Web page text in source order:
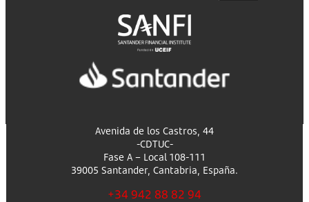
Avenida de los Castros, 44
-CDTUC-
Fase A – Local 108-111
39005 Santander, Cantabria, España.
+34 942 88 82 94